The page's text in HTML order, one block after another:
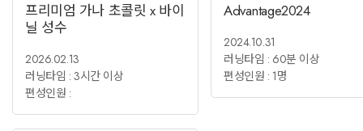
프리미엄 가나 초콜릿 x 바이
닐 성수
2026.02.13
러닝타임 : 3시간 이상
편성인원 :
Advantage2024
2024.10.31
러닝타임 : 60분 이상
편성인원 : 1명